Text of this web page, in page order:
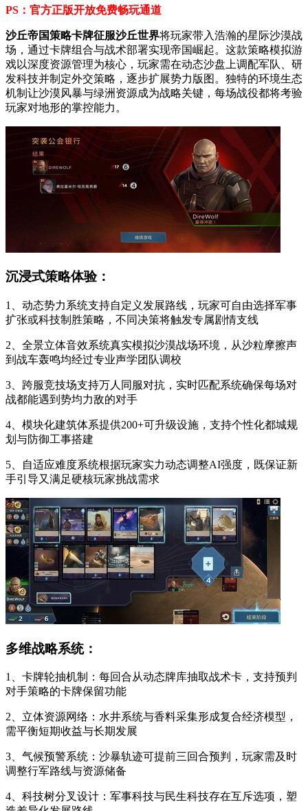
PS：官方正版开放免费畅玩通道
沙丘帝国策略卡牌征服沙丘世界将玩家带入浩瀚的星际沙漠战
场，通过卡牌组合与战术部署实现帝国崛起。这款策略模拟游
戏以深度资源管理为核心，玩家需在动态沙盘上调配军队、研
发科技并制定外交策略，逐步扩展势力版图。独特的环境生态
机制让沙漠风暴与绿洲资源成为战略关键，每场战役都将考验
玩家对地形的掌控能力。
沉浸式策略体验：
1、动态势力系统支持自定义发展路线，玩家可自由选择军事
扩张或科技制胜策略，不同决策将触发专属剧情支线
2、全景立体音效系统真实模拟沙漠战场环境，从沙粒摩擦声
到战车轰鸣均经过专业声学团队调校
3、跨服竞技场支持万人同服对抗，实时匹配系统确保每场对
战都能遇到势均力敌的对手
4、模块化建筑体系提供200+可升级设施，支持个性化都城规
划与防御工事搭建
5、自适应难度系统根据玩家实力动态调整AI强度，既保证新
手引导又满足硬核玩家挑战需求
多维战略系统：
1、卡牌轮抽机制：每回合从动态牌库抽取战术卡，支持预判
对手策略的卡牌保留功能
2、立体资源网络：水井系统与香料采集形成复合经济模型，
需平衡短期收益与长期发展
3、气候预警系统：沙暴轨迹可提前三回合预判，玩家需及时
调整行军路线与资源储备
4、科技树分叉设计：军事科技与民生科技存在互斥选项，塑